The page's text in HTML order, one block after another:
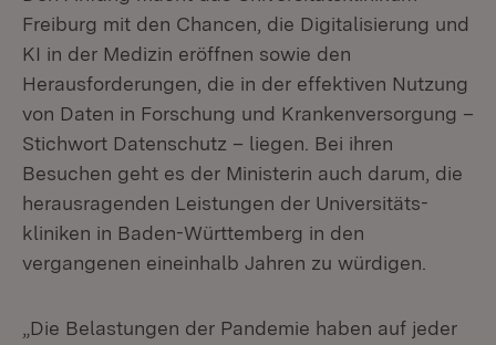
Freiburg mit den Chancen, die Digitalisierung und
KI in der Medizin eröffnen sowie den
Herausforderungen, die in der effektiven Nutzung
von Daten in Forschung und Krankenversorgung –
Stichwort Datenschutz – liegen. Bei ihren
Besuchen geht es der Ministerin auch darum, die
herausragenden Leistungen der Universitäts­
kliniken in Baden-Württemberg in den
vergangenen eineinhalb Jahren zu würdigen.
„Die Belastungen der Pandemie haben auf jeder